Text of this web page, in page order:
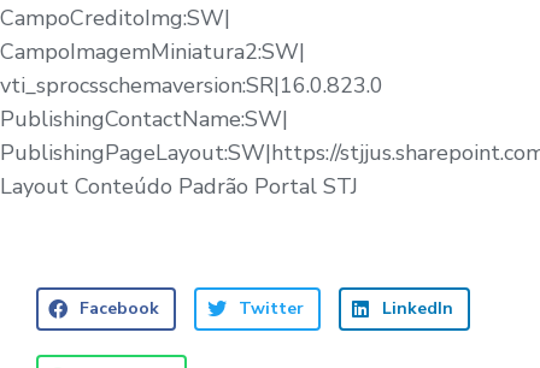
CampoCreditoImg:SW|
CampoImagemMiniatura2:SW|
vti_sprocsschemaversion:SR|16.0.823.0
PublishingContactName:SW|
PublishingPageLayout:SW|https://
Layout Conteúdo Padrão Portal STJ
Facebook Twitter LinkedIn